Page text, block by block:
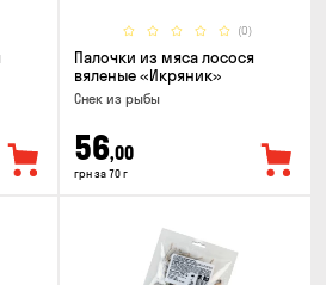
(0)
Палочки из мяса лосося
вяленые «Икряник»
Снек из рыбы
56,00
грн за 70 г